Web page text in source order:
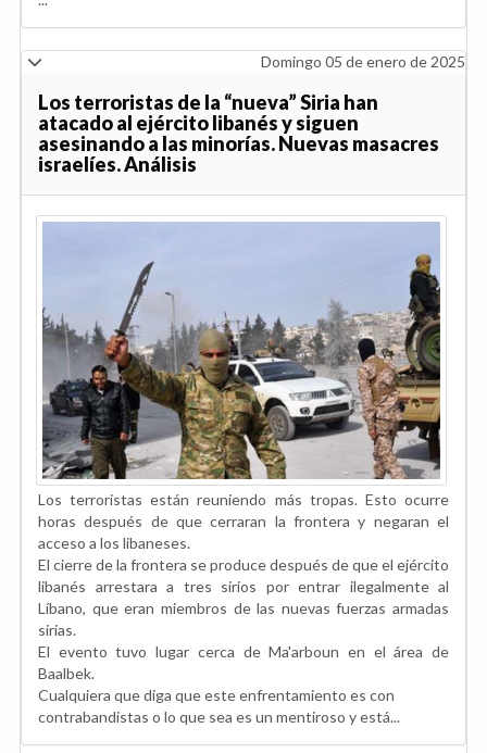
Domingo 05 de enero de 2025
Los terroristas de la “nueva” Siria han
atacado al ejército libanés y siguen
asesinando a las minorías. Nuevas masacres
israelíes. Análisis
Los terroristas están reuniendo más tropas. Esto ocurre
horas después de que cerraran la frontera y negaran el
acceso a los libaneses.
El cierre de la frontera se produce después de que el ejército
libanés arrestara a tres sirios por entrar ilegalmente al
Líbano, que eran miembros de las nuevas fuerzas armadas
sirias.
El evento tuvo lugar cerca de Ma'arboun en el área de
Baalbek.
Cualquiera que diga que este enfrentamiento es con
contrabandistas o lo que sea es un mentiroso y está...